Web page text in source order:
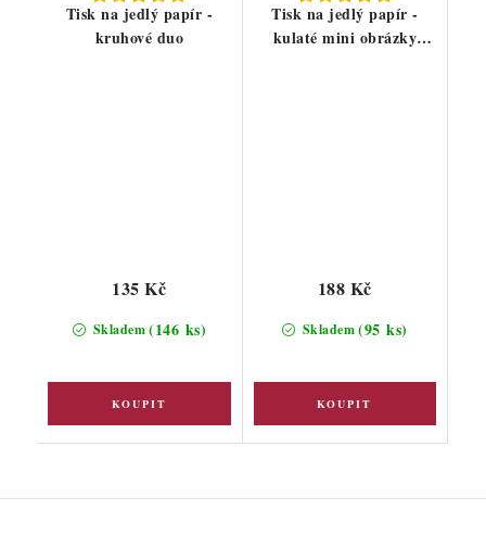
Tisk na jedlý papír -
kruhové duo
Skladem(146 ks)
135 Kč
Tisk na jedlý papír -
kulaté mini obrázky
Skladem(95 ks)
188 Kč